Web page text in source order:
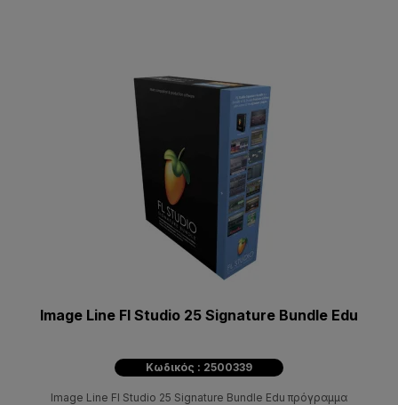
Image Line Fl Studio 25 Signature Bundle Edu
Κωδικός : 2500339
Image Line Fl Studio 25 Signature Bundle Edu πρόγραμμα